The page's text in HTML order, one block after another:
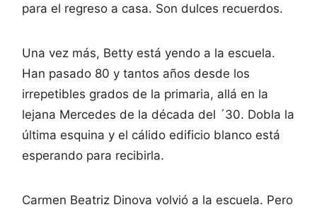
para el regreso a casa. Son dulces recuerdos.
Una vez más, Betty está yendo a la escuela.
Han pasado 80 y tantos años desde los
irrepetibles grados de la primaria, allá en la
lejana Mercedes de la década del ´30. Dobla la
última esquina y el cálido edificio blanco está
esperando para recibirla.
Carmen Beatriz Dinova volvió a la escuela. Pero